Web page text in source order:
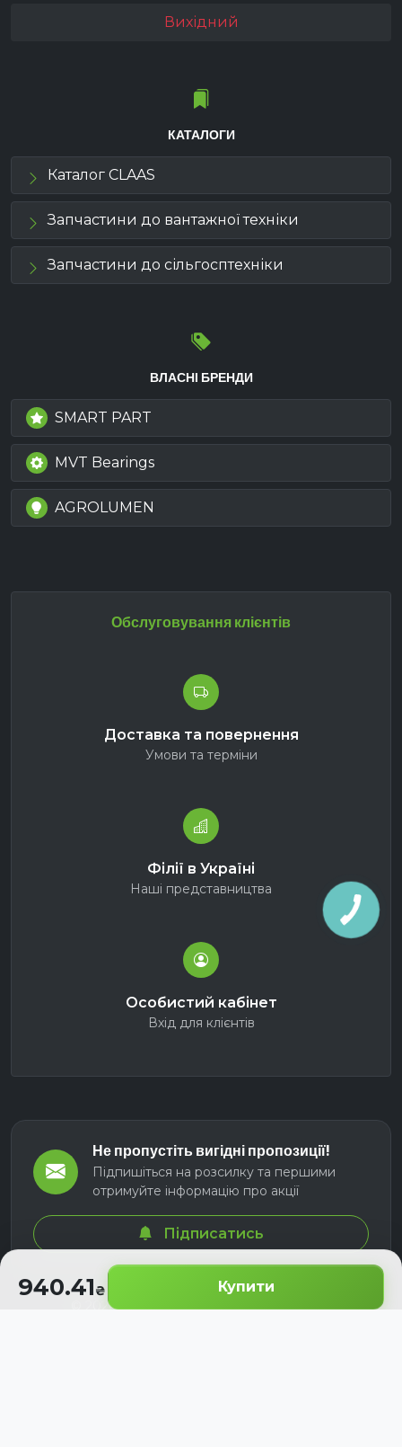
940.41 Купити
Вихідний
КАТАЛОГИ
Каталог CLAAS
Запчастини до вантажної техніки
Запчастини до сільгосптехніки
ВЛАСНІ БРЕНДИ
SMART PART
MVT Bearings
AGROLUMEN
Обслуговування клієнтів
Доставка та повернення
Умови та терміни
Філії в Україні
Наші представництва
Особистий кабінет
Вхід для клієнтів
Не пропустіть вигідні пропозиції!
Підпишіться на розсилку та першими
отримуйте інформацію про акції
Підписатись
© 2026 СЕЛМ АГРО. Всі права захищені.